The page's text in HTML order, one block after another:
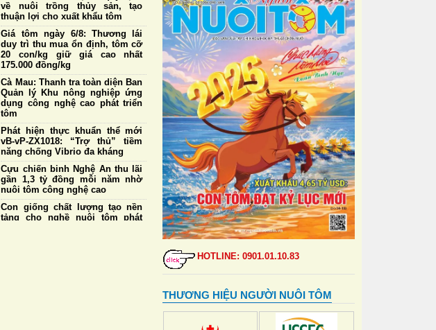
về nuôi trồng thủy sản, tạo
thuận lợi cho xuất khẩu tôm
Giá tôm ngày 6/8: Thương lái
duy trì thu mua ổn định, tôm cỡ
20 con/kg giữ giá cao nhất
175.000 đồng/kg
Cà Mau: Thanh tra toàn diện Ban
Quản lý Khu nông nghiệp ứng
dụng công nghệ cao phát triển
tôm
Phát hiện thực khuẩn thể mới
vB-vP-ZX1018: “Trợ thủ” tiềm
năng chống Vibrio đa kháng
Cựu chiến binh Nghệ An thu lãi
gần 1,3 tỷ đồng mỗi năm nhờ
nuôi tôm công nghệ cao
Con giống chất lượng tạo nền
tảng cho nghề nuôi tôm phát
HOTLINE: 0901.01.10.83
THƯƠNG HIỆU NGƯỜI NUÔI TÔM